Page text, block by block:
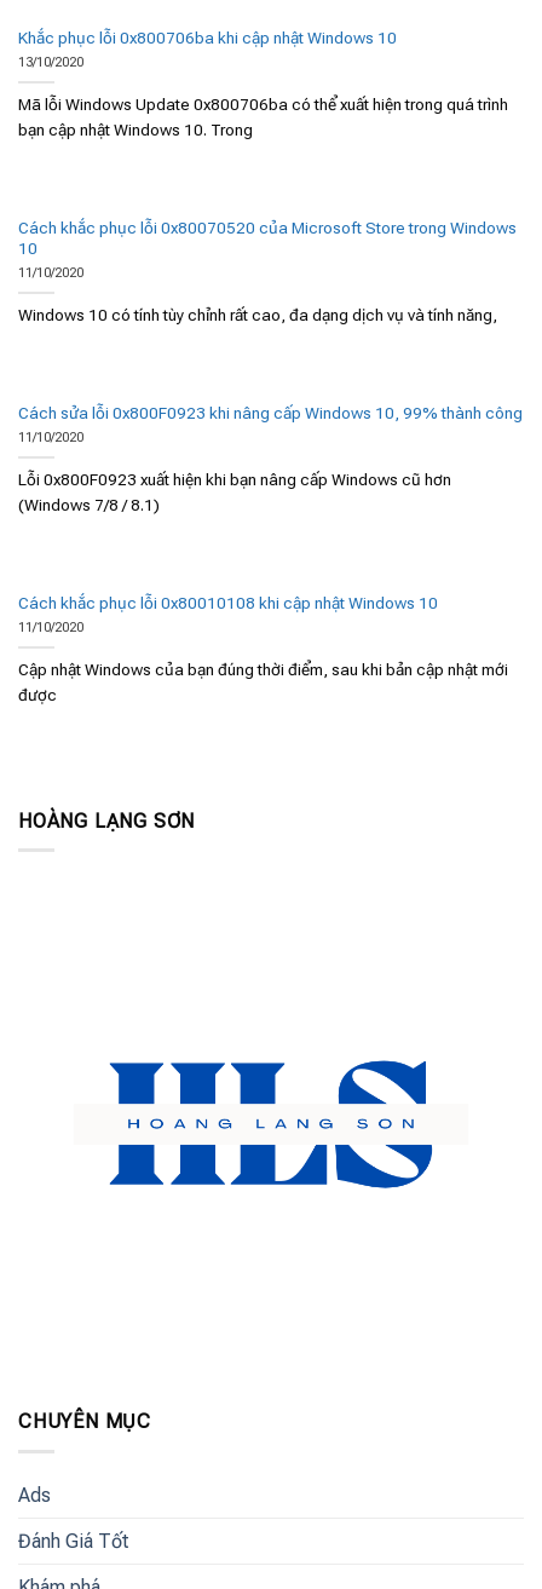
Khắc phục lỗi 0x800706ba khi cập nhật Windows 10
13/10/2020
Mã lỗi Windows Update 0x800706ba có thể xuất hiện trong quá trình
bạn cập nhật Windows 10. Trong
Cách khắc phục lỗi 0x80070520 của Microsoft Store trong Windows
10
11/10/2020
Windows 10 có tính tùy chỉnh rất cao, đa dạng dịch vụ và tính năng,
Cách sửa lỗi 0x800F0923 khi nâng cấp Windows 10, 99% thành công
11/10/2020
Lỗi 0x800F0923 xuất hiện khi bạn nâng cấp Windows cũ hơn
(Windows 7/8 / 8.1)
Cách khắc phục lỗi 0x80010108 khi cập nhật Windows 10
11/10/2020
Cập nhật Windows của bạn đúng thời điểm, sau khi bản cập nhật mới
được
HOÀNG LẠNG SƠN
CHUYÊN MỤC
Ads
Đánh Giá Tốt